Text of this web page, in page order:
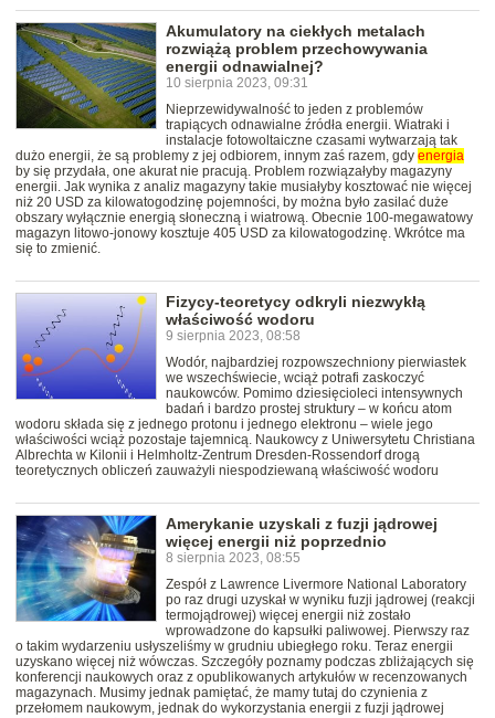
Akumulatory na ciekłych metalach
rozwiążą problem przechowywania
energii odnawialnej?
10 sierpnia 2023, 09:31
Nieprzewidywalność to jeden z problemów
trapiących odnawialne źródła energii. Wiatraki i
instalacje fotowoltaiczne czasami wytwarzają tak
dużo energii, że są problemy z jej odbiorem, innym zaś razem, gdy energia
by się przydała, one akurat nie pracują. Problem rozwiązałyby magazyny
energii. Jak wynika z analiz magazyny takie musiałyby kosztować nie więcej
niż 20 USD za kilowatogodzinę pojemności, by można było zasilać duże
obszary wyłącznie energią słoneczną i wiatrową. Obecnie 100-megawatowy
magazyn litowo-jonowy kosztuje 405 USD za kilowatogodzinę. Wkrótce ma
się to zmienić.
Fizycy-teoretycy odkryli niezwykłą
właściwość wodoru
9 sierpnia 2023, 08:58
Wodór, najbardziej rozpowszechniony pierwiastek
we wszechświecie, wciąż potrafi zaskoczyć
naukowców. Pomimo dziesięcioleci intensywnych
badań i bardzo prostej struktury – w końcu atom
wodoru składa się z jednego protonu i jednego elektronu – wiele jego
właściwości wciąż pozostaje tajemnicą. Naukowcy z Uniwersytetu Christiana
Albrechta w Kilonii i Helmholtz-Zentrum Dresden-Rossendorf drogą
teoretycznych obliczeń zauważyli niespodziewaną właściwość wodoru
Amerykanie uzyskali z fuzji jądrowej
więcej energii niż poprzednio
8 sierpnia 2023, 08:55
Zespół z Lawrence Livermore National Laboratory
po raz drugi uzyskał w wyniku fuzji jądrowej (reakcji
termojądrowej) więcej energii niż zostało
wprowadzone do kapsułki paliwowej. Pierwszy raz
o takim wydarzeniu usłyszeliśmy w grudniu ubiegłego roku. Teraz energii
uzyskano więcej niż wówczas. Szczegóły poznamy podczas zbliżających się
konferencji naukowych oraz z opublikowanych artykułów w recenzowanych
magazynach. Musimy jednak pamiętać, że mamy tutaj do czynienia z
przełomem naukowym, jednak do wykorzystania energii z fuzji jądrowej